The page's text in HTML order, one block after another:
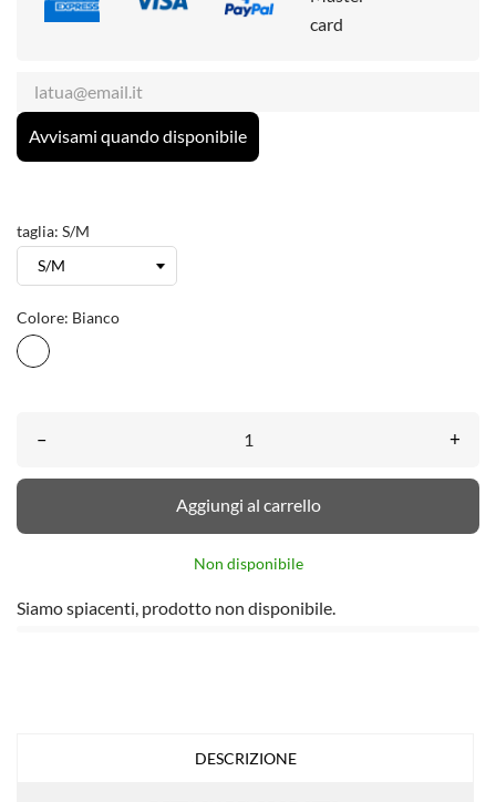
Avvisami quando disponibile
taglia: S/M
Colore: Bianco
Bianco
– +
Aggiungi al carrello
Non disponibile
Siamo spiacenti, prodotto non disponibile.
DESCRIZIONE